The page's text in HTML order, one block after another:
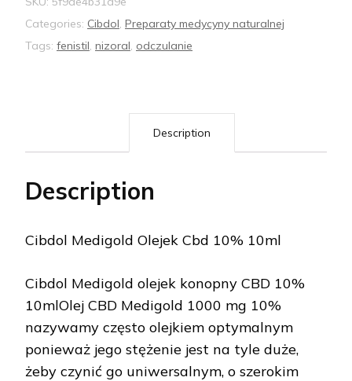
Categories: Cibdol, Preparaty medycyny naturalnej
Tags: fenistil, nizoral, odczulanie
Description
Description
Cibdol Medigold Olejek Cbd 10% 10ml
Cibdol Medigold olejek konopny CBD 10%
10mlOlej CBD Medigold 1000 mg 10%
nazywamy często olejkiem optymalnym
ponieważ jego stężenie jest na tyle duże,
żeby czynić go uniwersalnym, o szerokim